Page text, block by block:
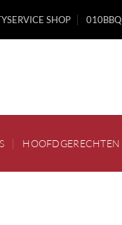
SHOP 010BBQ
HOOFDGERECHTEN